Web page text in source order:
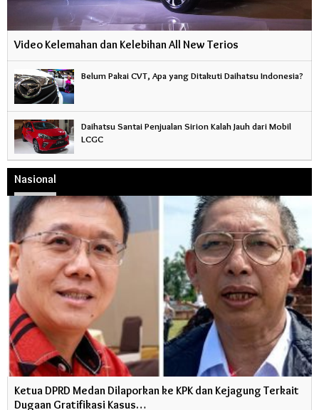
Video Kelemahan dan Kelebihan All New Terios
Belum Pakai CVT, Apa yang Ditakuti Daihatsu Indonesia?
Daihatsu Santai Penjualan Sirion Kalah Jauh dari Mobil
LCGC
Nasional
Ketua DPRD Medan Dilaporkan ke KPK dan Kejagung Terkait
Dugaan Gratifikasi Kasus…